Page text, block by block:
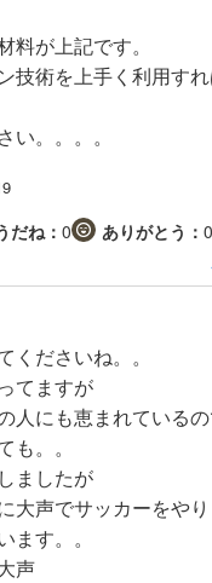
料が上記です。
技術を上手く利用す
い。。。。
だね： 0 ありがとう： 0
くださいね。。
てますが
人にも恵まれている
。。
ましたが
大声でサッカーをやり
ます。。
声